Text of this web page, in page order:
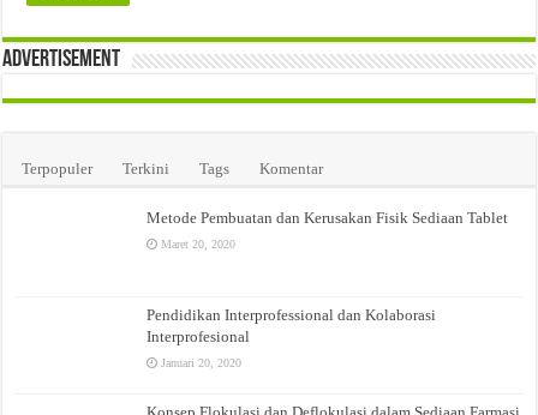
Advertisement
Terpopuler Terkini Tags Komentar
Metode Pembuatan dan Kerusakan Fisik Sediaan Tablet
Maret 20, 2020
Pendidikan Interprofessional dan Kolaborasi
Interprofesional
Januari 20, 2020